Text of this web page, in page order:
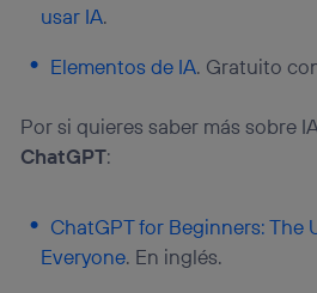
usar IA.
Elementos de IA. Gratuito
Por si quieres saber más sobre
ChatGPT:
ChatGPT for Beginners: The
Everyone. En inglés.